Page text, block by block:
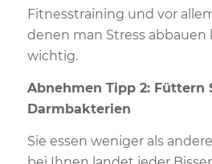
Fitnesstraining und vor
denen man Stress abbauen
wichtig.
Abnehmen Tipp 2: Füttern
Darmbakterien
Sie essen weniger als